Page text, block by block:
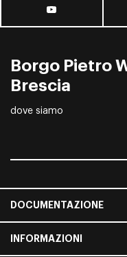
Borgo Pietro
Brescia
dove siamo
DOCUMENTAZIONE
INFORMAZIONI